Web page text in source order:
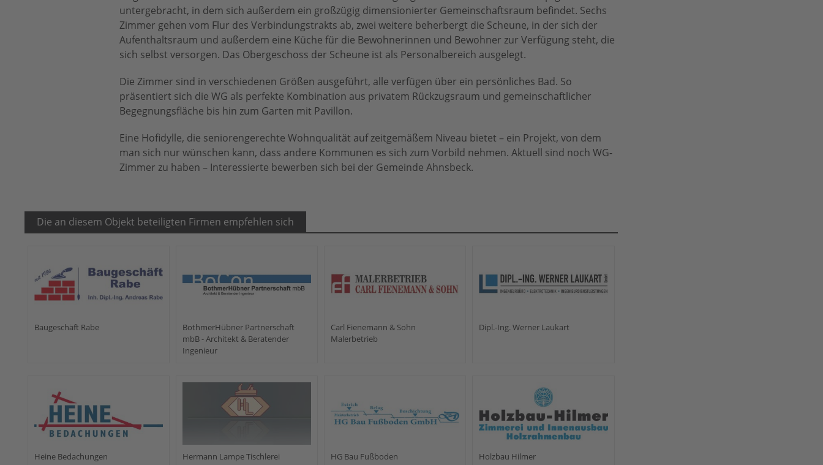
untergebracht, in dem sich außerdem ein großzügig dimensionierter Gemeinschaftsraum befindet. Sechs
Zimmer gehen vom Flur des Verbindungstrakts ab, zwei weitere beherbergt die Scheune, in der sich der
Aufenthaltsraum und außerdem eine Küche für die Bewohnerinnen und Bewohner zur Verfügung steht, die
sich selbst versorgen. Das Obergeschoss der Scheune ist als Personalbereich ausgelegt.
Die Zimmer sind in verschiedenen Größen ausgeführt, alle verfügen über ein persönliches Bad. So
präsentiert sich die WG als perfekte Kombination aus privatem Rückzugsraum und gemeinschaftlicher
Begegnungsfläche bis hin zum Garten mit Pavillon.
Eine Hofidylle, die seniorengerechte Wohnqualität auf zeitgemäßem Niveau bietet – ein Projekt, von dem
man sich nur wünschen kann, dass andere Kommunen es sich zum Vorbild nehmen. Aktuell sind noch WG-
Zimmer zu haben – Interessierte bewerben sich bei der Gemeinde Ahnsbeck.
Die an diesem Objekt beteiligten Firmen empfehlen sich
Baugeschäft Rabe
BothmerHübner Partnerschaft
mbB - Architekt & Beratender
Ingenieur
Carl Fienemann & Sohn
Malerbetrieb
Dipl.-Ing. Werner Laukart
Heine Bedachungen Hermann Lampe Tischlerei HG Bau Fußboden Holzbau Hilmer